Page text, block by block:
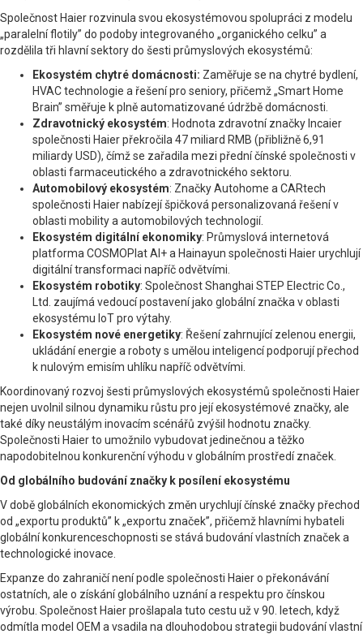
Společnost Haier rozvinula svou ekosystémovou spolupráci z modelu
„paralelní flotily” do podoby integrovaného „organického celku” a
rozdělila tři hlavní sektory do šesti průmyslových ekosystémů:
Ekosystém chytré domácnosti: Zaměřuje se na chytré bydlení,
HVAC technologie a řešení pro seniory, přičemž „Smart Home
Brain” směřuje k plně automatizované údržbě domácnosti.
Zdravotnický ekosystém: Hodnota zdravotní značky Incaier
společnosti Haier překročila 47 miliard RMB (přibližně 6,91
miliardy USD), čímž se zařadila mezi přední čínské společnosti v
oblasti farmaceutického a zdravotnického sektoru.
Automobilový ekosystém: Značky Autohome a CARtech
společnosti Haier nabízejí špičková personalizovaná řešení v
oblasti mobility a automobilových technologií.
Ekosystém digitální ekonomiky: Průmyslová internetová
platforma COSMOPlat AI+ a Hainayun společnosti Haier urychlují
digitální transformaci napříč odvětvími.
Ekosystém robotiky: Společnost Shanghai STEP Electric Co.,
Ltd. zaujímá vedoucí postavení jako globální značka v oblasti
ekosystému IoT pro výtahy.
Ekosystém nové energetiky: Řešení zahrnující zelenou energii,
ukládání energie a roboty s umělou inteligencí podporují přechod
k nulovým emisím uhlíku napříč odvětvími.
Koordinovaný rozvoj šesti průmyslových ekosystémů společnosti Haier
nejen uvolnil silnou dynamiku růstu pro její ekosystémové značky, ale
také díky neustálým inovacím scénářů zvýšil hodnotu značky.
Společnosti Haier to umožnilo vybudovat jedinečnou a těžko
napodobitelnou konkurenční výhodu v globálním prostředí značek.
Od globálního budování značky k posílení ekosystému
V době globálních ekonomických změn urychlují čínské značky přechod
od „exportu produktů” k „exportu značek”, přičemž hlavními hybateli
globální konkurenceschopnosti se stává budování vlastních značek a
technologické inovace.
Expanze do zahraničí není podle společnosti Haier o překonávání
ostatních, ale o získání globálního uznání a respektu pro čínskou
výrobu. Společnost Haier prošlapala tuto cestu už v 90. letech, když
odmítla model OEM a vsadila na dlouhodobou strategii budování vlastní